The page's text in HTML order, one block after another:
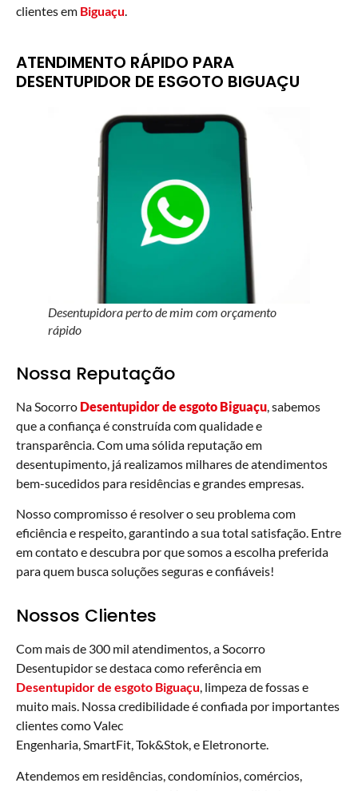
clientes em Biguaçu
ATENDIMENTO RÁPIDO PARA
DESENTUPIDOR DE ESGOTO BIGUAÇU
Desentupidora perto de mim com orçamento
rápido
Nossa Reputação
Na Socorro Desentupidor de esgoto Biguaçu , sabemos
que a confiança é construída com qualidade e
transparência. Com uma sólida reputação em
desentupimento, já realizamos milhares de atendimentos
bem-sucedidos para residências e grandes empresas.
Nosso compromisso é resolver o seu problema com
eficiência e respeito, garantindo a sua total satisfação. Entre
em contato e descubra por que somos a escolha preferida
para quem busca soluções seguras e confiáveis!
Nossos Clientes
Com mais de 300 mil atendimentos, a Socorro
Desentupidor se destaca como referência em
Desentupidor de esgoto Biguaçu, limpeza de fossas e
muito mais. Nossa credibilidade é confiada por importantes
clientes como Valec
Engenharia, SmartFit, Tok&Stok, e Eletronorte.
Atendemos em residências, condomínios, comércios,